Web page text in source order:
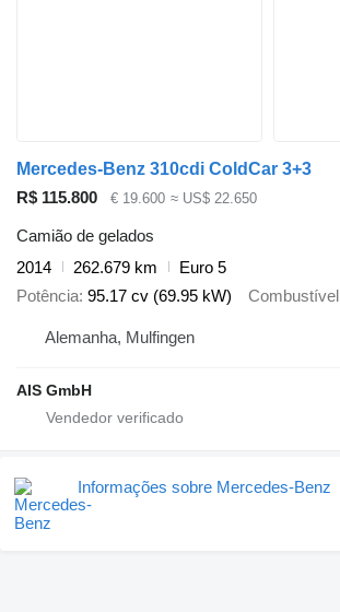
Mercedes-Benz 310cdi ColdCar 3+3
R$ 115.800
€ 19.600 ≈ US$ 22.650
Camião de gelados
2014
262.679 km
Euro 5
Potência 95.17 cv (69.95 kW) Combustível
Alemanha, Mulfingen
AIS GmbH
Informações sobre Mercedes-Benz